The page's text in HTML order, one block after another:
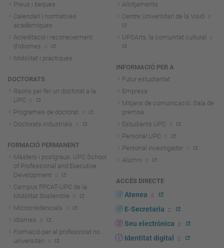
Preus i beques
Calendari i normatives
acadèmiques
Acreditació i reconeixement
d'idiomes
Mobilitat i pràctiques
DOCTORATS
Raons per fer un doctorat a la
UPC
Programes de doctorat
Doctorats industrials
FORMACIÓ PERMANENT
Màsters i postgraus. UPC School
of Professional and Executive
Development
Campus FPCAT-UPC de la
Mobilitat Sostenible
Microcredencials
Idiomes
Formació per al professorat no
universitari
Allotjaments
Centre Universitari de la Visió
UPCArts, la comunitat cultural
INFORMACIÓ PER A
Futur estudiantat
Empresa
Mitjans de comunicació. Sala de
premsa
Estudiants UPC
Personal UPC
Personal investigador
Alumni
ACCÉS DIRECTE
Atenea
E-Secretaria
Seu electrònica
Identitat digital